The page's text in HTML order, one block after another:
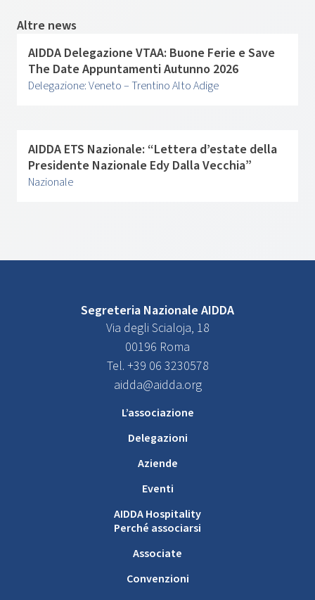
Altre news
AIDDA Delegazione VTAA: Buone Ferie e Save
The Date Appuntamenti Autunno 2026
Delegazione: Veneto – Trentino Alto Adige
AIDDA ETS Nazionale: “Lettera d’estate della
Presidente Nazionale Edy Dalla Vecchia”
Nazionale
Segreteria Nazionale AIDDA
Via degli Scialoja, 18
00196 Roma
Tel. +39 06 3230578
aidda@aidda.org
L’associazione
Delegazioni
Aziende
Eventi
AIDDA Hospitality
Perché associarsi
Associate
Convenzioni